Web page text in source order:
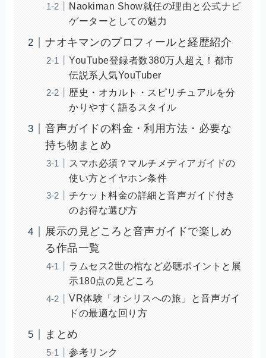
Naokiman Show就任の理由と公式ナビ
ゲーターとしての魅力
ナオキマンのプロフィールと経歴紹介
YouTube登録者数380万人超え！都市
伝説系人気YouTuber
歴史・オカルト・スピリチュアルを分
かりやすく語るスタイル
音声ガイドの料金・利用方法・必要な
持ち物まとめ
スマホ必須？マルチメディアガイドの
使い方とイヤホン条件
チケット料金の詳細と音声ガイド付き
のお得な選び方
展示の見どころと音声ガイドで楽しめ
る作品一覧
ラムセス2世の棺など必聴ポイントと展
示180点の見どころ
VR体験「オシリスへの旅」と音声ガイ
ドの最適な回り方
まとめ
参考リンク